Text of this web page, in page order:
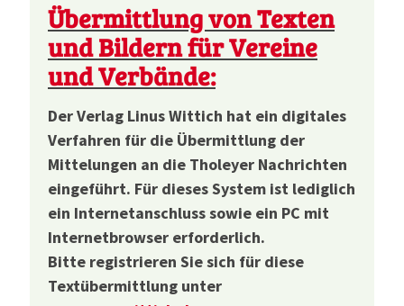
Übermittlung von Texten
und Bildern für Vereine
und Verbände:
Der Verlag Linus Wittich hat ein digitales
Verfahren für die Übermittlung der
Mittelungen an die Tholeyer Nachrichten
eingeführt. Für dieses System ist lediglich
ein Internetanschluss sowie ein PC mit
Internetbrowser erforderlich.
Bitte registrieren Sie sich für diese
Textübermittlung unter